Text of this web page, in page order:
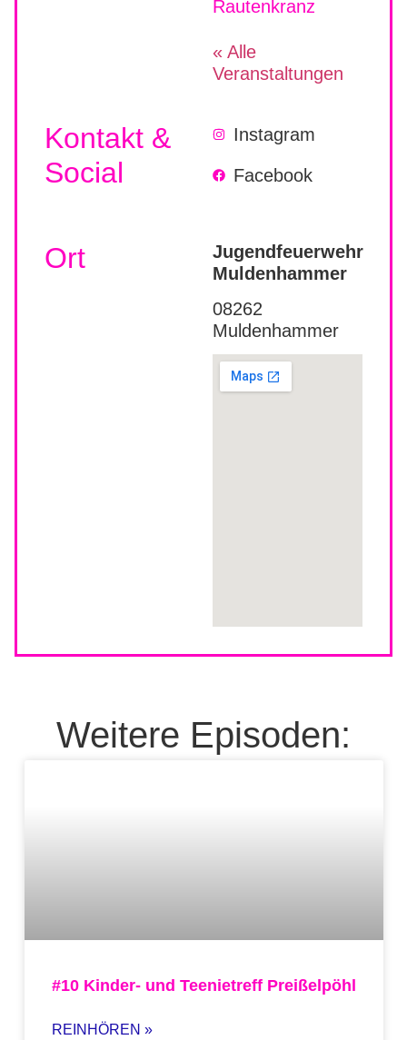
Rautenkranz
« Alle
Veranstaltungen
Kontakt &
Social
Instagram
Facebook
Ort
Jugendfeuerwehr
Muldenhammer
08262
Muldenhammer
Weitere Episoden:
#10 Kinder- und Teenietreff Preißelpöhl
REINHÖREN »